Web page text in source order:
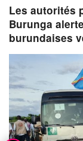
Les autorités
Burunga
burundaises